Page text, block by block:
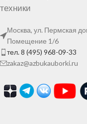
техники
Москва, ул. Пермская
Помещение 1/6
тел. 8 (495) 968-09-33
zakaz@azbukauborki.ru